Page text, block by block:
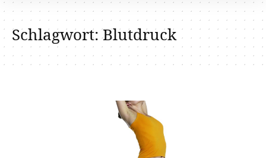
Schlagwort:Blutdruck